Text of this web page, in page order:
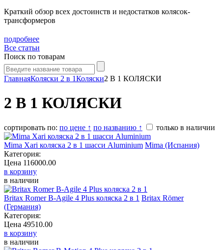
Краткий обзор всех достоинств и недостатков колясок-
трансформеров
подробнее
Все статьи
Поиск по товарам
ГлавнаяКоляски 2 в 1Коляски2 В 1 КОЛЯСКИ
2 В 1 КОЛЯСКИ
сортировать по: по цене ↑ по названию ↑ только в наличии
Mima Xari коляска 2 в 1 шасси Aluminium Mima (Испания)
Категория:
Цена 116000.00
в корзину
в наличии
Britax Romer B-Agile 4 Plus коляска 2 в 1 Britax Römer (Германия)
Категория:
Цена 49510.00
в корзину
в наличии